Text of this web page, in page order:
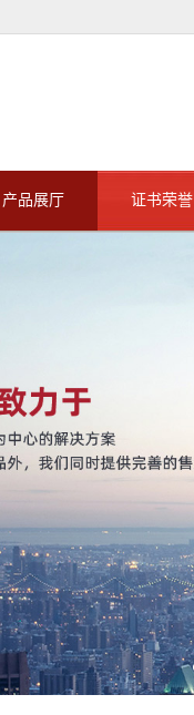
产品展厅 证书荣誉